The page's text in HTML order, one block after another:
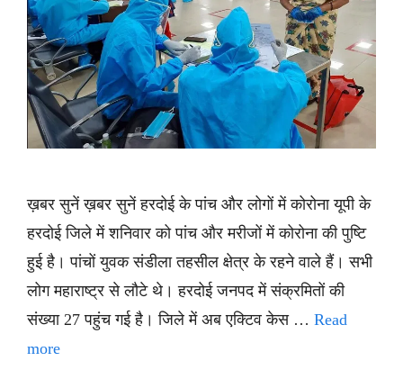
ख़बर सुनें ख़बर सुनें हरदोई के पांच और लोगों में कोरोना यूपी के
हरदोई जिले में शनिवार को पांच और मरीजों में कोरोना की पुष्टि
हुई है। पांचों युवक संडीला तहसील क्षेत्र के रहने वाले हैं। सभी
लोग महाराष्ट्र से लौटे थे। हरदोई जनपद में संक्रमितों की
संख्या 27 पहुंच गई है। जिले में अब एक्टिव केस … Read
more